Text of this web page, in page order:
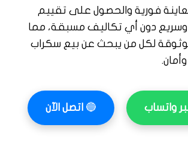
فورية والحصول على تقييم
دون أي تكاليف مسبقة، مما
لكل من يبحث عن بيع سكراب
واتساب 🔵 اتصل الآن